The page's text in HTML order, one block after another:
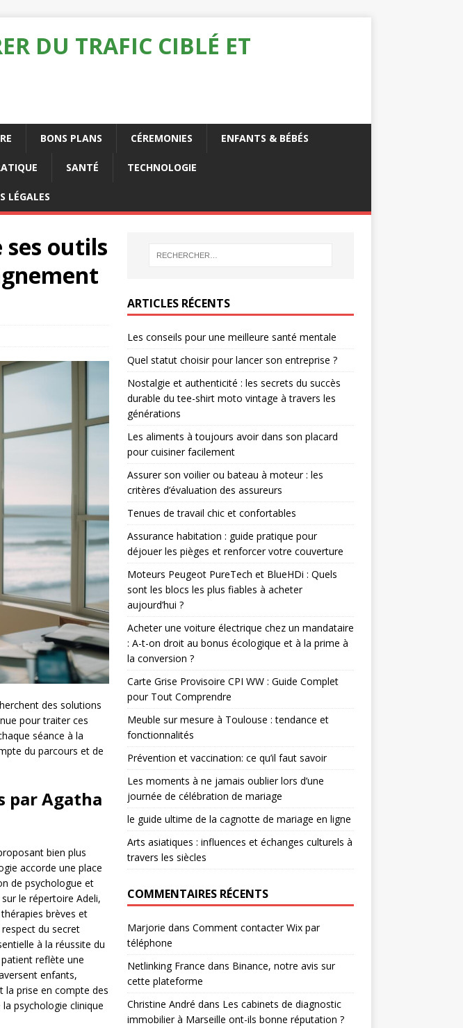
DU TRAFIC CIBLÉ ET
BONS PLANS CÉREMONIES ENFANTS & BÉBÉS
SANTÉ TECHNOLOGIE
LÉGALES
outils
des solutions
pour traiter ces
séance à la
du parcours et de
par Agatha
bien plus
accorde une place
de psychologue et
le répertoire Adeli,
brèves et
du secret
à la réussite du
reflète une
enfants,
la prise en compte des
psychologie clinique
ARTICLES RÉCENTS
Les conseils pour une meilleure santé mentale
Quel statut choisir pour lancer son entreprise ?
Nostalgie et authenticité : les secrets du succès
durable du tee-shirt moto vintage à travers les
générations
Les aliments à toujours avoir dans son placard
pour cuisiner facilement
Assurer son voilier ou bateau à moteur : les
critères d’évaluation des assureurs
Tenues de travail chic et confortables
Assurance habitation : guide pratique pour
déjouer les pièges et renforcer votre couverture
Moteurs Peugeot PureTech et BlueHDi : Quels
sont les blocs les plus fiables à acheter
aujourd’hui ?
Acheter une voiture électrique chez un mandataire
: A-t-on droit au bonus écologique et à la prime à
la conversion ?
Carte Grise Provisoire CPI WW : Guide Complet
pour Tout Comprendre
Meuble sur mesure à Toulouse : tendance et
fonctionnalités
Prévention et vaccination: ce qu’il faut savoir
Les moments à ne jamais oublier lors d’une
journée de célébration de mariage
le guide ultime de la cagnotte de mariage en ligne
Arts asiatiques : influences et échanges culturels à
travers les siècles
COMMENTAIRES RÉCENTS
Marjorie dans Comment contacter Wix par
téléphone
Netlinking France dans Binance, notre avis sur
cette plateforme
Christine André dans Les cabinets de diagnostic
immobilier à Marseille ont-ils bonne réputation ?